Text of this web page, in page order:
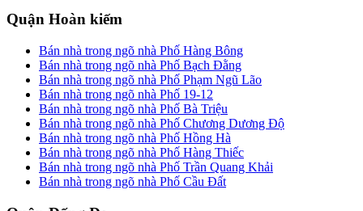
Quận Hoàn kiếm
Bán nhà trong ngõ nhà Phố Hàng Bông
Bán nhà trong ngõ nhà Phố Bạch Đằng
Bán nhà trong ngõ nhà Phố Phạm Ngũ Lão
Bán nhà trong ngõ nhà Phố 19-12
Bán nhà trong ngõ nhà Phố Bà Triệu
Bán nhà trong ngõ nhà Phố Chương Dương Độ
Bán nhà trong ngõ nhà Phố Hồng Hà
Bán nhà trong ngõ nhà Phố Hàng Thiếc
Bán nhà trong ngõ nhà Phố Trần Quang Khải
Bán nhà trong ngõ nhà Phố Cầu Đất